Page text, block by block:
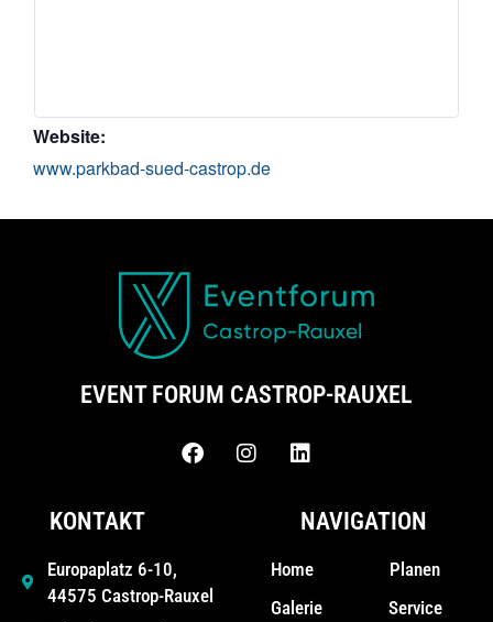
Website:
www.parkbad-sued-castrop.de
EVENT FORUM CASTROP-RAUXEL
KONTAKT
Europaplatz 6-10,
44575 Castrop-Rauxel
NAVIGATION
Home
Galerie
Planen
Service